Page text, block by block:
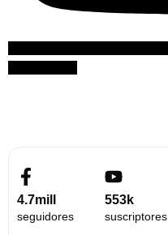
4.7mill
seguidores
553k
suscriptores